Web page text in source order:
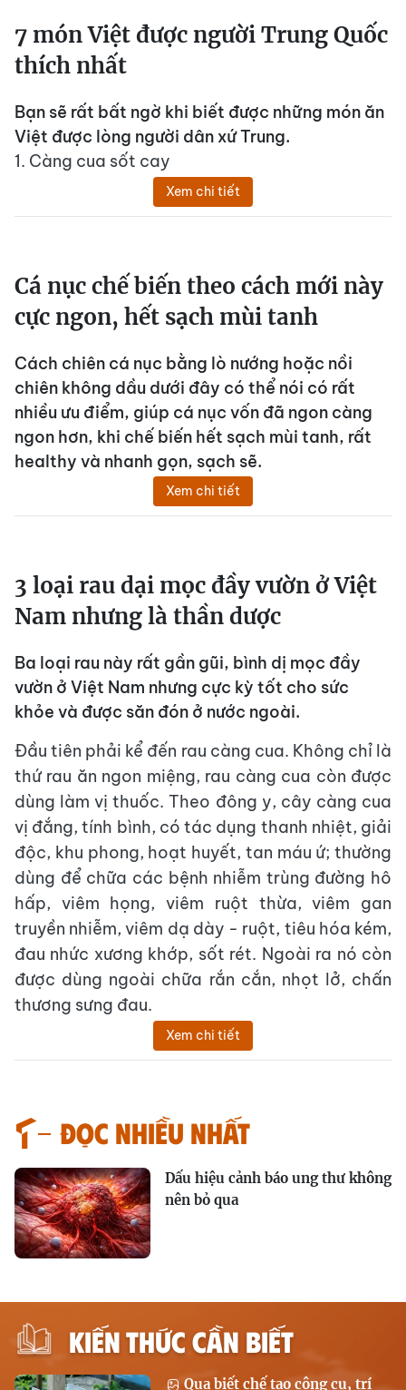
7 món Việt được người Trung Quốc
thích nhất
Bạn sẽ rất bất ngờ khi biết được những món ăn
Việt được lòng người dân xứ Trung.
1. Càng cua sốt cay
Xem chi tiết
Cá nục chế biến theo cách mới này
cực ngon, hết sạch mùi tanh
Cách chiên cá nục bằng lò nướng hoặc nồi
chiên không dầu dưới đây có thể nói có rất
nhiều ưu điểm, giúp cá nục vốn đã ngon càng
ngon hơn, khi chế biến hết sạch mùi tanh, rất
healthy và nhanh gọn, sạch sẽ.
Xem chi tiết
3 loại rau dại mọc đầy vườn ở Việt
Nam nhưng là thần dược
Ba loại rau này rất gần gũi, bình dị mọc đầy
vườn ở Việt Nam nhưng cực kỳ tốt cho sức
khỏe và được săn đón ở nước ngoài.
Đầu tiên phải kể đến rau càng cua. Không chỉ là
thứ rau ăn ngon miệng, rau càng cua còn được
dùng làm vị thuốc. Theo đông y, cây càng cua
vị đắng, tính bình, có tác dụng thanh nhiệt, giải
độc, khu phong, hoạt huyết, tan máu ứ; thường
dùng để chữa các bệnh nhiễm trùng đường hô
hấp, viêm họng, viêm ruột thừa, viêm gan
truyền nhiễm, viêm dạ dày - ruột, tiêu hóa kém,
đau nhức xương khớp, sốt rét. Ngoài ra nó còn
được dùng ngoài chữa rắn cắn, nhọt lở, chấn
thương sưng đau.
Xem chi tiết
Đọc nhiều nhất
Dấu hiệu cảnh báo ung thư không
nên bỏ qua
KIẾN THỨC CẦN BIẾT
Quạ biết chế tạo công cụ, trí